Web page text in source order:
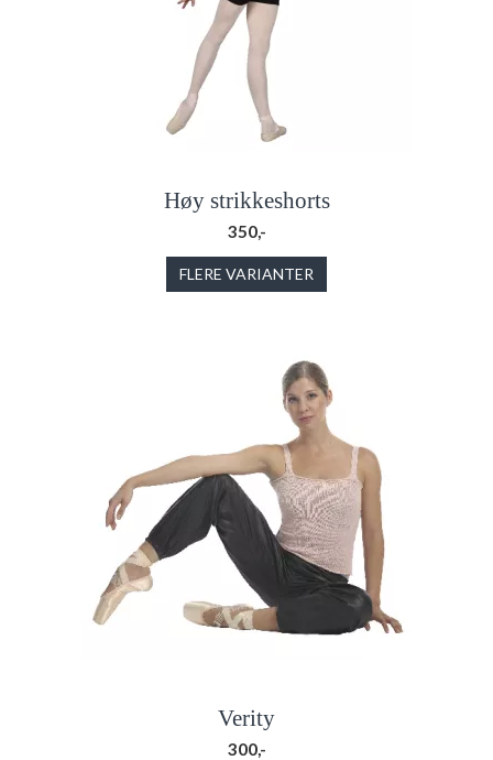
Høy strikkeshorts
350,-
FLERE VARIANTER
Verity
300,-